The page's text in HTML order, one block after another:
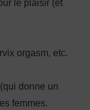
le plaisir (et
orgasm, etc.
donne un
femmes.